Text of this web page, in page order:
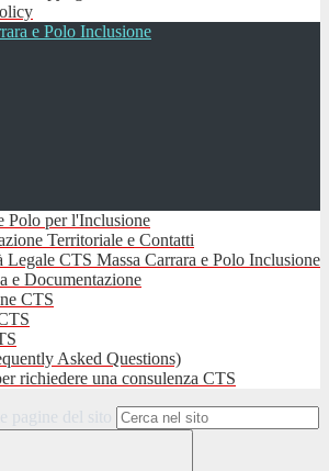
e Polo Inclusione
Polo per l'Inclusione
Territoriale e Contatti
Legale CTS Massa Carrara e Polo Inclusione
e Documentazione
CTS
Asked Questions)
richiedere una consulenza CTS
pagine del sito